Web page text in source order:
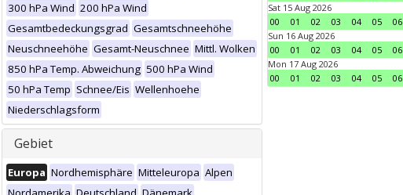
300 hPa Wind 200 hPa Wind
Gesamtbedeckungsgrad Gesamtschneehöhe
Neuschneehöhe Gesamt-Neuschnee Mittl. Wolken
850 hPa Temp. Abweichung 500 hPa Wind
50 hPa Temp Schnee/Eis Wellenhoehe
Niederschlagsform
Gebiet
Europa Nordhemisphäre Mitteleuropa Alpen
Sat 15 Aug 2026
00
01 02 03 04 05 06
Sun 16 Aug 2026
00
01 02 03 04 05 06
Mon 17 Aug 2026
00
01 02 03 04 05 06